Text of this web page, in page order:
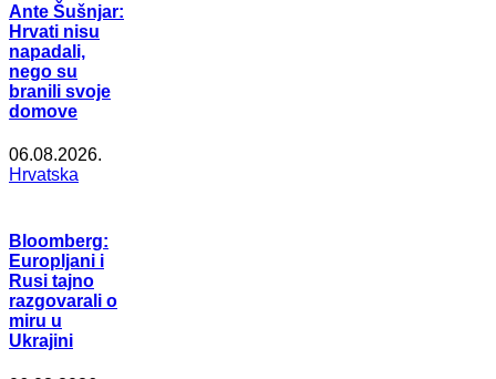
Ante Šušnjar:
Hrvati nisu
napadali,
nego su
branili svoje
domove
06.08.2026.
Hrvatska
Bloomberg:
Europljani i
Rusi tajno
razgovarali o
miru u
Ukrajini